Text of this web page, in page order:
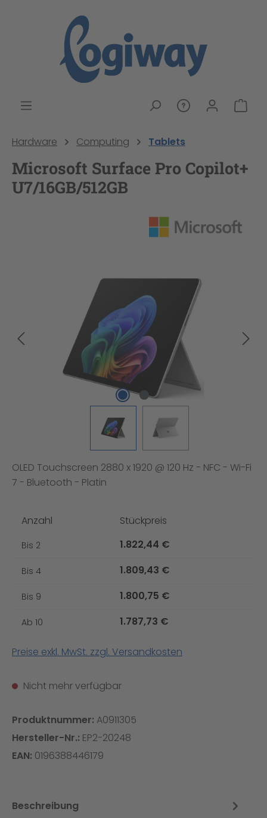
Hardware Computing Tablets
Microsoft Surface Pro Copilot+
U7/16GB/512GB
Bildergalerie überspringen
OLED Touchscreen 2880 x 1920 @ 120 Hz - NFC - Wi-Fi
7 - Bluetooth - Platin
Anzahl Stückpreis
Bis 2 1.822,44 €
Bis 4 1.809,43 €
Bis 9 1.800,75 €
Ab 10 1.787,73 €
Preise exkl. MwSt. zzgl. Versandkosten
Nicht mehr verfügbar
Produktnummer: A0911305
Hersteller-Nr.: EP2-20248
EAN: 0196388446179
Beschreibung